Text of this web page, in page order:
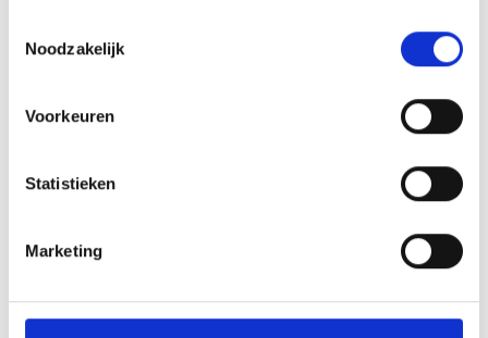
Noodzakelijk
Voorkeuren
Statistieken
Marketing
RECENT NIEUWS
Overwinning op Mierlo Hout
Gelijkspel in eerste oefenwedstrijd tweede blok